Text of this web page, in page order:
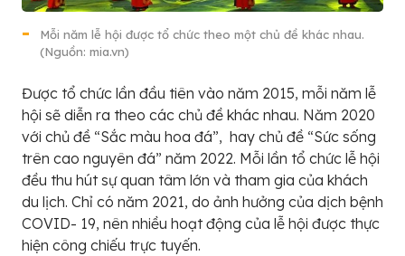
Mỗi năm lễ hội được tổ chức theo một chủ đề khác nhau.
(Nguồn: mia.vn)
Được tổ chức lần đầu tiên vào năm 2015, mỗi năm lễ
hội sẽ diễn ra theo các chủ đề khác nhau. Năm 2020
với chủ đề “Sắc màu hoa đá”, hay chủ đề “Sức sống
trên cao nguyên đá” năm 2022. Mỗi lần tổ chức lễ hội
đều thu hút sự quan tâm lớn và tham gia của khách
du lịch. Chỉ có năm 2021, do ảnh hưởng của dịch bệnh
COVID- 19, nên nhiều hoạt động của lễ hội được thực
hiện công chiếu trực tuyến.